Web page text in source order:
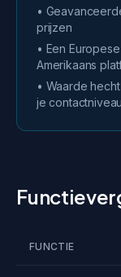
•
prijzen
• Een
Amerikaans
• Waarde
je contactniveau
FUNCTIE